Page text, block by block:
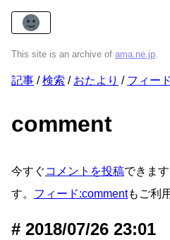
This site is an archive of ama.ne.jp.
記事 検索 おたより フィード
comment
今すぐコメントを投稿できま
す。 フィード:commentもご利
2018/07/26 23:01